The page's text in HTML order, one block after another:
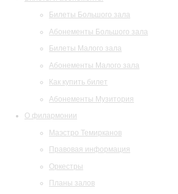
Билеты Большого зала
Абонементы Большого зала
Билеты Малого зала
Абонементы Малого зала
Как купить билет
Абонементы Музитория
О филармонии
Маэстро Темирканов
Правовая информация
Оркестры
Планы залов